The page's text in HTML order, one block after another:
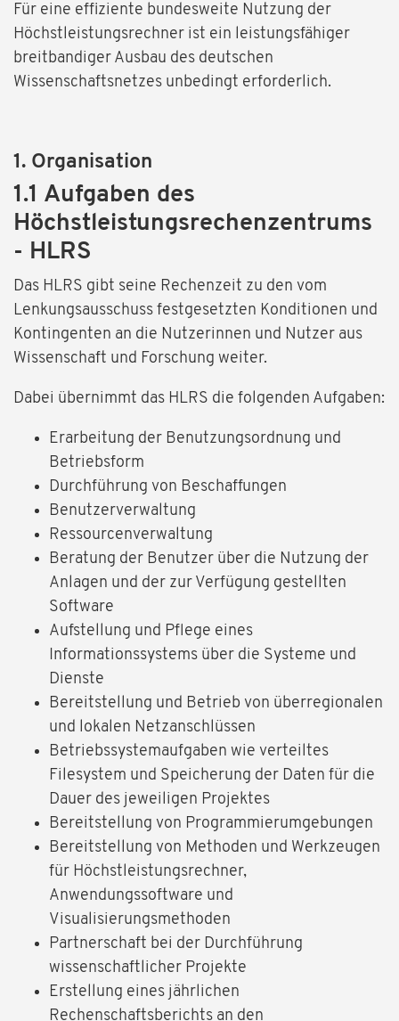
Für eine effiziente bundesweite Nutzung der
Höchstleistungsrechner ist ein leistungsfähiger
breitbandiger Ausbau des deutschen
Wissenschaftsnetzes unbedingt erforderlich.
1. Organisation
1.1 Aufgaben des
Höchstleistungsrechenzentrums
- HLRS
Das HLRS gibt seine Rechenzeit zu den vom
Lenkungsausschuss festgesetzten Konditionen und
Kontingenten an die Nutzerinnen und Nutzer aus
Wissenschaft und Forschung weiter.
Dabei übernimmt das HLRS die folgenden Aufgaben:
Erarbeitung der Benutzungsordnung und
Betriebsform
Durchführung von Beschaffungen
Benutzerverwaltung
Ressourcenverwaltung
Beratung der Benutzer über die Nutzung der
Anlagen und der zur Verfügung gestellten
Software
Aufstellung und Pflege eines
Informationssystems über die Systeme und
Dienste
Bereitstellung und Betrieb von überregionalen
und lokalen Netzanschlüssen
Betriebssystemaufgaben wie verteiltes
Filesystem und Speicherung der Daten für die
Dauer des jeweiligen Projektes
Bereitstellung von Programmierumgebungen
Bereitstellung von Methoden und Werkzeugen
für Höchstleistungsrechner,
Anwendungssoftware und
Visualisierungsmethoden
Partnerschaft bei der Durchführung
wissenschaftlicher Projekte
Erstellung eines jährlichen
Rechenschaftsberichts an den